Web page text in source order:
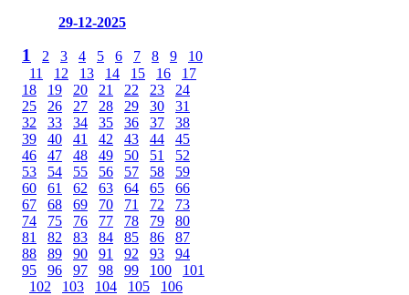
29-12-2025
1 2 3 4 5 6 7 8 9
10
11
12 13 14 15 16
17
18
19 20 21 22 23
24
25
26 27 28 29 30
31
32
33 34 35 36 37
38
39
40 41 42 43 44
45
46
47 48 49 50 51
52
53
54 55 56 57 58
59
60
61 62 63 64 65
66
67
68 69 70 71 72
73
74
75 76 77 78 79
80
81
82 83 84 85 86
87
88
89 90 91 92 93
94
95
96 97 98 99 100
101
102
103 104 105
106